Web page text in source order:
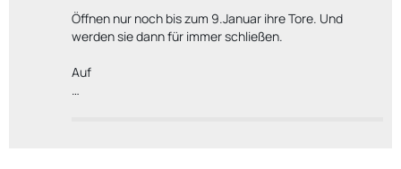
Öffnen nur noch bis zum 9.Januar ihre Tore. Und
werden sie dann für immer schließen.
Auf
…